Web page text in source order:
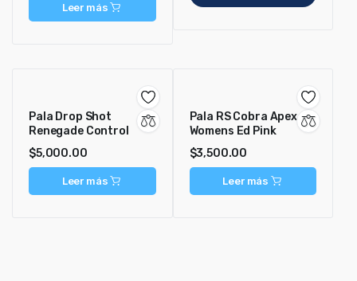
Leer más
Pala Drop Shot
Renegade Control
$5,000.00
Leer más
Pala RS Cobra Apex
Womens Ed Pink
$3,500.00
Leer más